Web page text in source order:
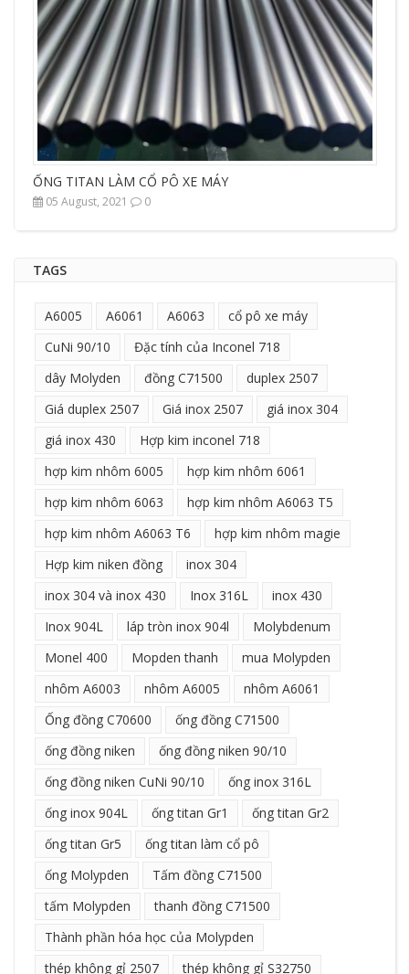
ỐNG TITAN LÀM CỔ PÔ XE MÁY
05 August, 2021 0
TAGS
A6005 A6061 A6063
cổ pô xe máy
CuNi 90/10
Đặc tính của Inconel 718
dây Molyden
đồng C71500
duplex 2507
Giá duplex 2507
Giá inox 2507
giá inox 304
giá inox 430
Hợp kim inconel 718
hợp kim nhôm 6005
hợp kim nhôm 6061
hợp kim nhôm 6063
hợp kim nhôm A6063 T5
hợp kim nhôm A6063 T6
hợp kim nhôm magie
Hợp kim niken đồng
inox 304
inox 304 và inox 430
Inox 316L
inox 430
Inox 904L
láp tròn inox 904l
Molybdenum
Monel 400
Mopden thanh
mua Molypden
nhôm A6003
nhôm A6005
nhôm A6061
Ống đồng C70600
ống đồng C71500
ống đồng niken
ống đồng niken 90/10
ống đồng niken CuNi 90/10
ống inox 316L
ống inox 904L
ống titan Gr1
ống titan Gr2
ống titan Gr5
ống titan làm cổ pô
ống Molypden
Tấm đồng C71500
tấm Molypden
thanh đồng C71500
Thành phần hóa học của Molypden
thép không gỉ 2507
thép không gỉ S32750